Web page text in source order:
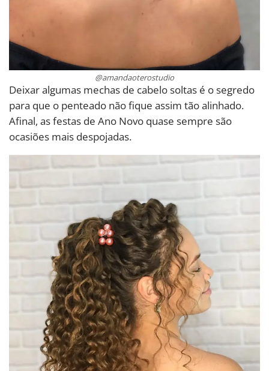
@amandaoterostudio
Deixar algumas mechas de cabelo soltas é o segredo
para que o penteado não fique assim tão alinhado.
Afinal, as festas de Ano Novo quase sempre são
ocasiões mais despojadas.